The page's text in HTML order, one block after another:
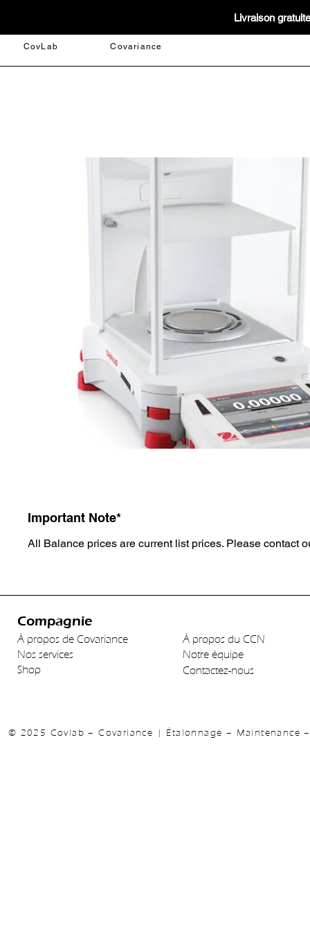
Livraison
CovLab Covariance
Important Note*
All Balance prices are current list prices. Please contact
Compagnie
À propos de Covariance
Nos services
Shop
À propos du CCN
Notre équipe
Contactez-nous
© 2025 Covlab – Covariance | Étalonnage – Maintenance